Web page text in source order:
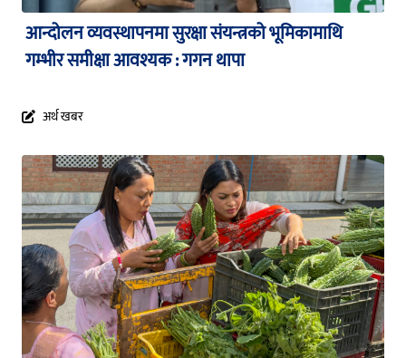
आन्दोलन व्यवस्थापनमा सुरक्षा संयन्त्रको भूमिकामाथि
गम्भीर समीक्षा आवश्यक : गगन थापा
अर्थ खबर